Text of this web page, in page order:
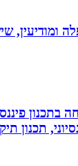
ומודיעין,
תכנון